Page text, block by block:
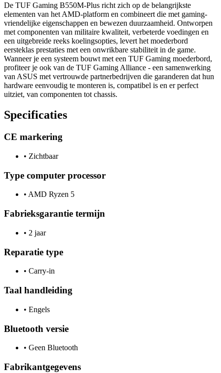
De TUF Gaming B550M-Plus richt zich op de belangrijkste
elementen van het AMD-platform en combineert die met gaming-
vriendelijke eigenschappen en bewezen duurzaamheid. Ontworpen
met componenten van militaire kwaliteit, verbeterde voedingen en
een uitgebreide reeks koelingsopties, levert het moederbord
eersteklas prestaties met een onwrikbare stabiliteit in de game.
Wanneer je een systeem bouwt met een TUF Gaming moederbord,
profiteer je ook van de TUF Gaming Alliance - een samenwerking
van ASUS met vertrouwde partnerbedrijven die garanderen dat hun
hardware eenvoudig te monteren is, compatibel is en er perfect
uitziet, van componenten tot chassis.
Specificaties
CE markering
• Zichtbaar
Type computer processor
• AMD Ryzen 5
Fabrieksgarantie termijn
• 2 jaar
Reparatie type
• Carry-in
Taal handleiding
• Engels
Bluetooth versie
• Geen Bluetooth
Fabrikantgegevens